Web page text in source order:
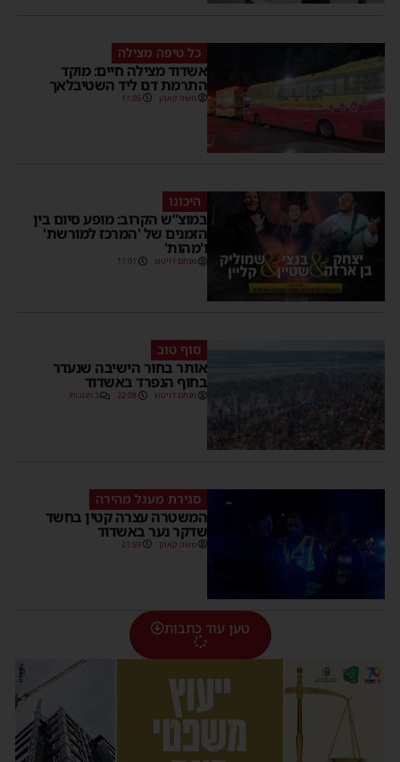
כל טיפה מצילה
אשדוד מצילה חיים: מוקד
התרמת דם ליד השטיבלאך
משה קאהן 11:05
היכונו
במוצ”ש הקרוב: מופע סיום בין
הזמנים של 'המרכז למורשת'
ו'מהות'
מנחם דויטש 11:01
סוף טוב
אותר בחור הישיבה שנעדר
בחוף הנפרד באשדוד
מנחם דויטש 22:08 3 תגובות
סגירת מעגל מהירה
המשטרה עצרה קטין בחשד
שדקר נער באשדוד
משה קאהן 21:59
טען עוד כתבות